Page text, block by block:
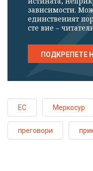
зависимости.
единственият
сте вие –
ПОДКРЕПЕТЕ
ЕС Меркосур
преговори